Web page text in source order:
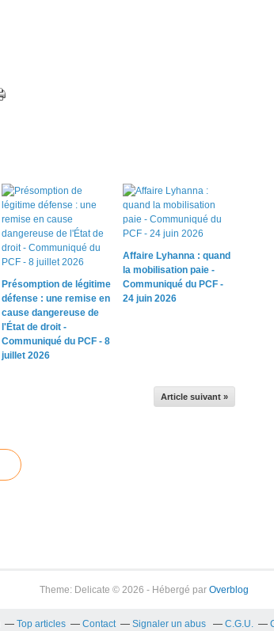
Présomption de légitime
défense : une remise en
cause dangereuse de
l'État de droit -
Communiqué du PCF - 8
juillet 2026
Affaire Lyhanna : quand
la mobilisation paie -
Communiqué du PCF -
24 juin 2026
Article suivant »
Theme: Delicate © 2026 - Hébergé par Overblog
Top articles Contact Signaler un abus C.G.U.